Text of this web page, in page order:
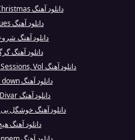
دانلود آهنگ Everyday Is Christmas از Sia
دانلود آهنگ Issues از Dr. Dre
دانلود آهنگ شروع تازه 2
دانلود آهنگ گرگ ۳ از امیر
دانلود آهنگ Shakira: Bzrp Music Sessions, Vol. ...
دانلود آهنگ Tie you down از HAIM
دانلود آهنگ Divar از مهدی احمدوند
دانلود آهنگ خوشگل
دانلود آهنگ